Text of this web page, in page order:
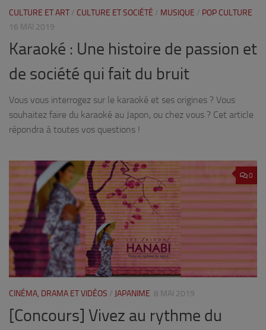
CULTURE ET ART / CULTURE ET SOCIÉTÉ / MUSIQUE / POP CULTURE
16 MAI 2019
Karaoké : Une histoire de passion et
de société qui fait du bruit
Vous vous interrogez sur le karaoké et ses origines ? Vous
souhaitez faire du karaoké au Japon, ou chez vous ? Cet article
répondra à toutes vos questions !
0
CINÉMA, DRAMA ET VIDÉOS / JAPANIME 8 MAI 2019
[Concours] Vivez au rythme du